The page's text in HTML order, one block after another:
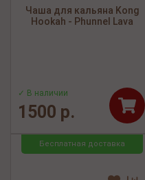
Чаша для кальяна Kong
Hookah - Phunnel Lava
✓ В наличии
1500 р.
Бесплатная доставка